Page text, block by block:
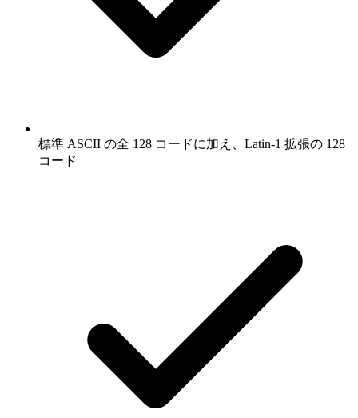
標準 ASCII の全 128 コードに加え、Latin-1 拡張の 128
コード